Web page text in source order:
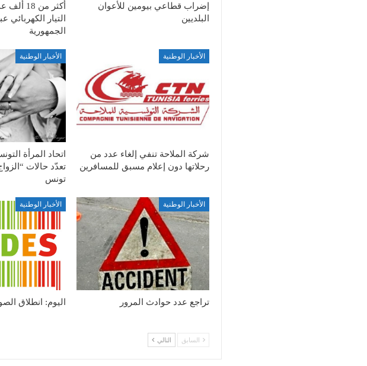
إضراب قطاعي بيومين للأعوان
البلديين
أكثر من
التيار
الجمهورية
الأخبار الوطنية
شركة الملاحة تنفي إلغاء عدد من
رحلاتها دون إعلام مسبق للمسافرين
الأخبار الوطنية
اتحاد المرأة
تعدّد حالات
تونس
الأخبار الوطنية
تراجع عدد حوادث المرور
الأخبار الوطنية
اليوم: انطلاق
السابق التالي